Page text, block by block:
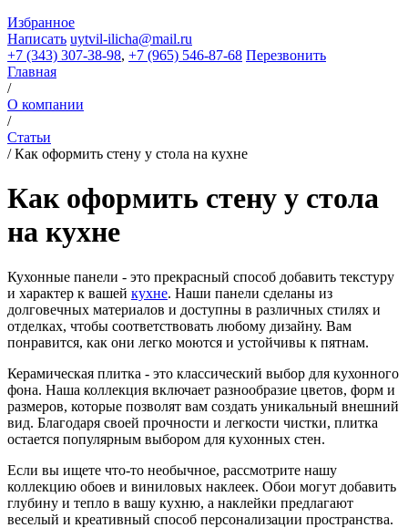
Избранное
Написать uytvil-ilicha@mail.ru
+7 (343) 307-38-98, +7 (965) 546-87-68 Перезвонить
Главная
/
О компании
/
Статьи
/Как оформить стену у стола на кухне
Как оформить стену у стола
на кухне
Кухонные панели - это прекрасный способ добавить текстуру
и характер к вашей кухне. Наши панели сделаны из
долговечных материалов и доступны в различных стилях и
отделках, чтобы соответствовать любому дизайну. Вам
понравится, как они легко моются и устойчивы к пятнам.
Керамическая плитка - это классический выбор для кухонного
фона. Наша коллекция включает разнообразие цветов, форм и
размеров, которые позволят вам создать уникальный внешний
вид. Благодаря своей прочности и легкости чистки, плитка
остается популярным выбором для кухонных стен.
Если вы ищете что-то необычное, рассмотрите нашу
коллекцию обоев и виниловых наклеек. Обои могут добавить
глубину и тепло в вашу кухню, а наклейки предлагают
веселый и креативный способ персонализации пространства.